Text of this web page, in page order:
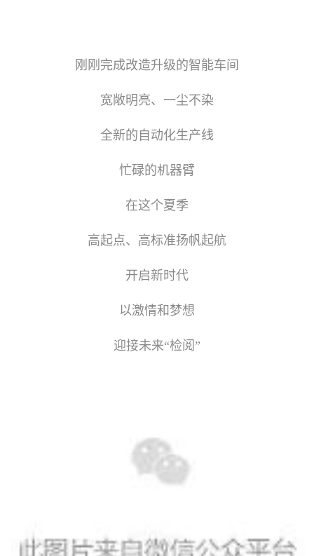
刚刚完成改造升级的智能车间
宽敞明亮、一尘不染
全新的自动化生产线
忙碌的机器臂
在这个夏季
高起点、高标准扬帆起航
开启新时代
以激情和梦想
迎接未来“检阅”